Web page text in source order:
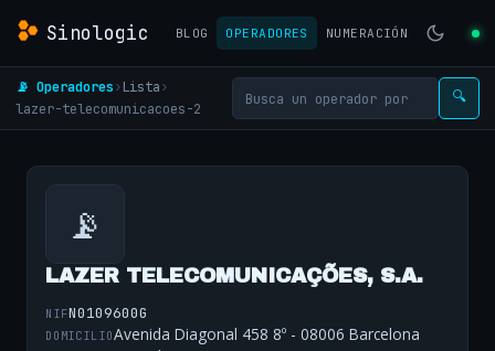
Sinologic BLOG OPERADORES NUMERACIÓN
📡 Operadores› Lista›
lazer-telecomunicacoes-2
🔍
📡
LAZER TELECOMUNICAÇÕES, S.A.
NIFN0109600G
DOMICILIOAvenida Diagonal 458 8º - 08006 Barcelona